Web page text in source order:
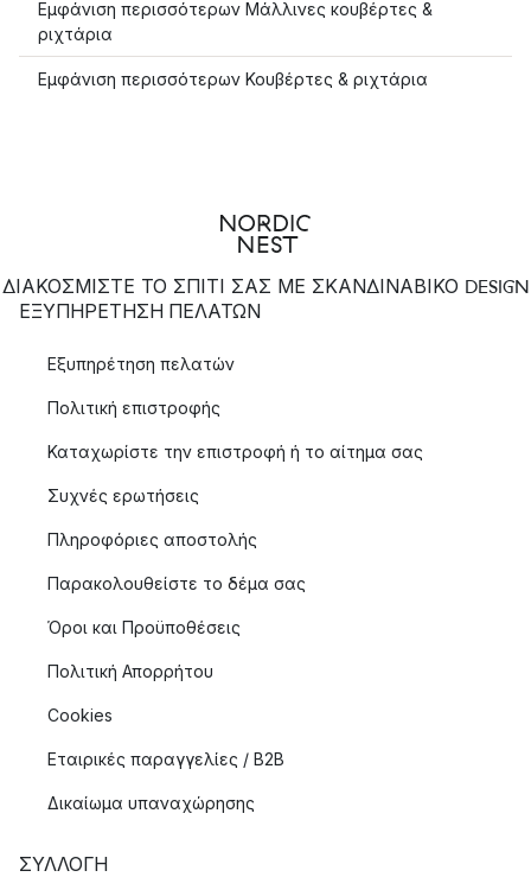
Εμφάνιση περισσότερων Μάλλινες κουβέρτες &
ριχτάρια
Εμφάνιση περισσότερων Κουβέρτες & ριχτάρια
ΔΙΑΚΟΣΜΙΣΤΕ ΤΟ ΣΠΙΤΙ ΣΑΣ ΜΕ ΣΚΑΝΔΙΝΑΒΙΚΟ DESIGN
ΕΞΥΠΗΡΈΤΗΣΗ ΠΕΛΑΤΏΝ
Εξυπηρέτηση πελατών
Πολιτική επιστροφής
Καταχωρίστε την επιστροφή ή το αίτημα σας
Συχνές ερωτήσεις
Πληροφόριες αποστολής
Παρακολουθείστε το δέμα σας
Όροι και Προϋποθέσεις
Πολιτική Απορρήτου
Cookies
Εταιρικές παραγγελίες / B2B
Δικαίωμα υπαναχώρησης
ΣΥΛΛΟΓΉ